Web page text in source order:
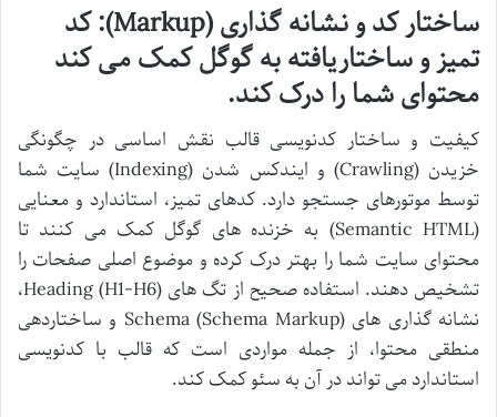
ساختار کد و نشانه گذاری (Markup): کد
تمیز و ساختاریافته به گوگل کمک می کند
محتوای شما را درک کند.
کیفیت و ساختار کدنویسی قالب نقش اساسی در چگونگی
خزیدن (Crawling) و ایندکس شدن (Indexing) سایت شما
توسط موتورهای جستجو دارد. کدهای تمیز، استاندارد و معنایی
(Semantic HTML) به خزنده های گوگل کمک می کنند تا
محتوای سایت شما را بهتر درک کرده و موضوع اصلی صفحات را
تشخیص دهند. استفاده صحیح از تگ های Heading (H1-H6)،
نشانه گذاری های Schema (Schema Markup) و ساختاردهی
منطقی محتوا، از جمله مواردی است که قالب با کدنویسی
استاندارد می تواند در آن به سئو کمک کند.